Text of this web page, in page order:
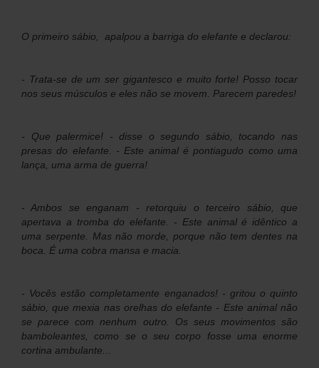
O primeiro sábio, apalpou a barriga do elefante e declarou:
- Trata-se de um ser gigantesco e muito forte! Posso tocar
nos seus músculos e eles não se movem. Parecem paredes!
- Que palermice! - disse o segundo sábio, tocando nas
presas do elefante. - Este animal é pontiagudo como uma
lança, uma arma de guerra!
- Ambos se enganam - retorquiu o terceiro sábio, que
apertava a tromba do elefante. - Este animal é idêntico a
uma serpente. Mas não morde, porque não tem dentes na
boca. É uma cobra mansa e macia.
- Vocês estão completamente enganados! - gritou o quinto
sábio, que mexia nas orelhas do elefante - Este animal não
se parece com nenhum outro. Os seus movimentos são
bamboleantes, como se o seu corpo fosse uma enorme
cortina ambulante...